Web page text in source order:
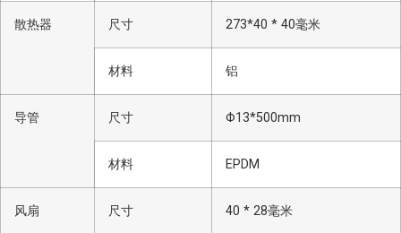
散热器 尺寸 273*40 * 40毫米
材料 铝
导管 尺寸 Φ13*500mm
材料 EPDM
风扇 尺寸 40 * 28毫米